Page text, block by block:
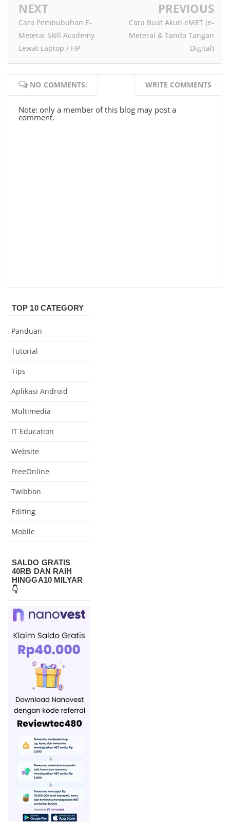
NEXT
Cara Pembubuhan E-
Meterai Skill Academy
Lewat Laptop / HP
PREVIOUS
Cara Buat Akun eMET (e-
Meterai & Tanda Tangan
Digital)
NO COMMENTS: WRITE COMMENTS
Note: only a member of this blog may post a
comment.
TOP 10 CATEGORY
Panduan
Tutorial
Tips
Aplikasi Android
Multimedia
IT Education
Website
FreeOnline
Twibbon
Editing
Mobile
SALDO GRATIS
40RB DAN RAIH
HINGGA10 MILYAR
👇